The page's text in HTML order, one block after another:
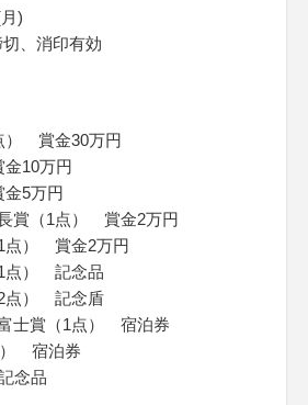
)
、消印有効
） 賞金30万円
10万円
5万円
賞（1点） 賞金2万円
点） 賞金2万円
点） 記念品
点） 記念盾
士賞（1点） 宿泊券
） 宿泊券
念品